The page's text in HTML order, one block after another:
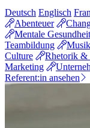
Deutsch Englisch
Abenteuer
Mentale
Teambildung
Culture
Rhetorik &
Marketing
Referent:in ansehen